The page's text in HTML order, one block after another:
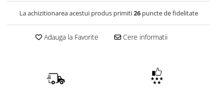
La achizitionarea acestui produs primiti26puncte de fidelitate
Adauga la Favorite Cere informatii